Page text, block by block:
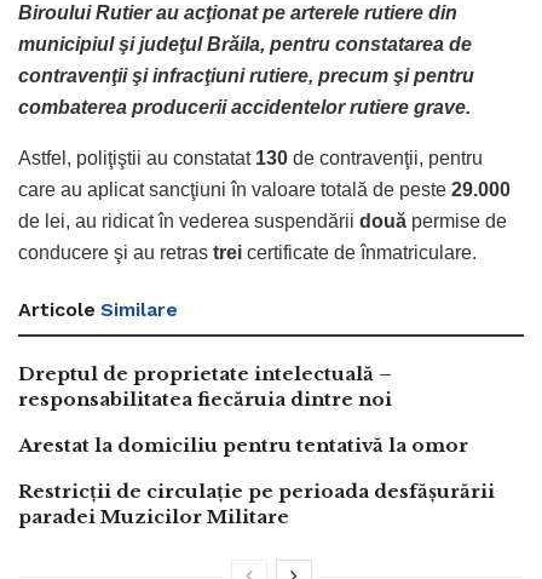
Biroului Rutier au acţionat pe arterele rutiere din
municipiul şi judeţul Brăila, pentru constatarea de
contravenţii şi infracţiuni rutiere, precum şi pentru
combaterea producerii accidentelor rutiere grave.
Astfel, poliţiştii au constatat 130 de contravenţii, pentru
care au aplicat sancţiuni în valoare totală de peste 29.000
de lei, au ridicat în vederea suspendării două permise de
conducere şi au retras trei certificate de înmatriculare.
Articole Similare
Dreptul de proprietate intelectuală –
responsabilitatea fiecăruia dintre noi
Arestat la domiciliu pentru tentativă la omor
Restricții de circulație pe perioada desfășurării
paradei Muzicilor Militare